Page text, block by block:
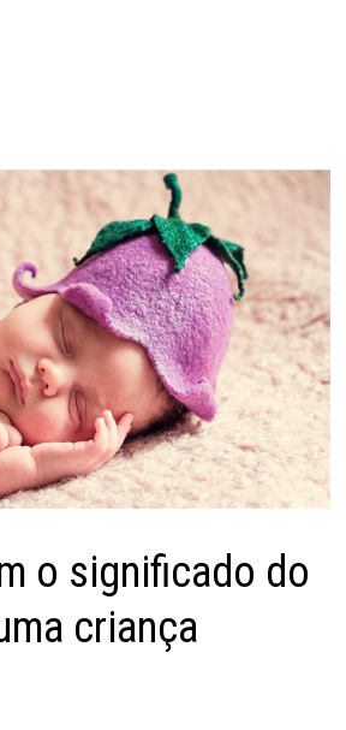
o significado do
criança